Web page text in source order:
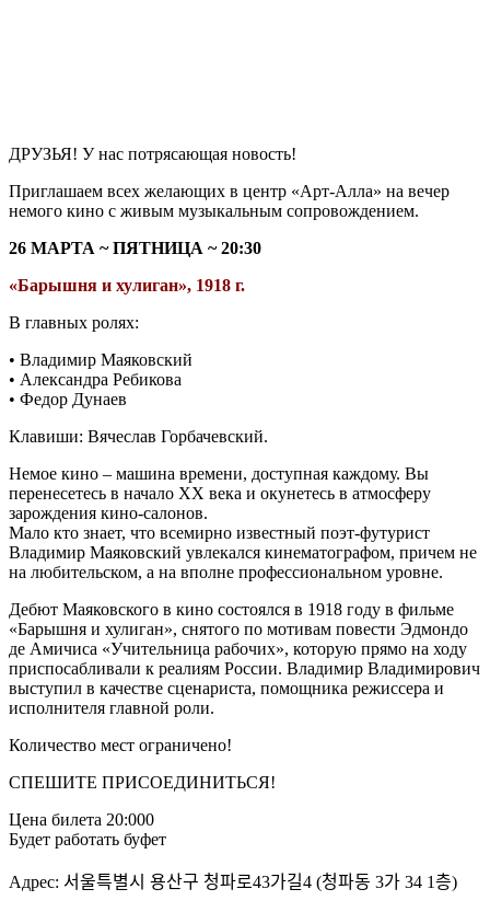
ДРУЗЬЯ! У нас потрясающая новость!
Приглашаем всех желающих в центр «Арт-Алла» на вечер
немого кино с живым музыкальным сопровождением.
26 МАРТА ~ ПЯТНИЦА ~ 20:30
«Барышня и хулиган», 1918 г.
В главных ролях:
• Владимир Маяковский
• Александра Ребикова
• Федор Дунаев
Клавиши: Вячеслав Горбачевский.
Немое кино – машина времени, доступная каждому. Вы
перенесетесь в начало ХХ века и окунетесь в атмосферу
зарождения кино-салонов.
Мало кто знает, что всемирно известный поэт-футурист
Владимир Маяковский увлекался кинематографом, причем не
на любительском, а на вполне профессиональном уровне.
Дебют Маяковского в кино состоялся в 1918 году в фильме
«Барышня и хулиган», снятого по мотивам повести Эдмондо
де Амичиса «Учительница рабочих», которую прямо на ходу
приспосабливали к реалиям России. Владимир Владимирович
выступил в качестве сценариста, помощника режиссера и
исполнителя главной роли.
Количество мест ограничено!
СПЕШИТЕ ПРИСОЕДИНИТЬСЯ!
Цена билета 20:000
Будет работать буфет
Адрес: 서울특별시 용산구 청파로43가길4 (청파동 3가 34 1층)